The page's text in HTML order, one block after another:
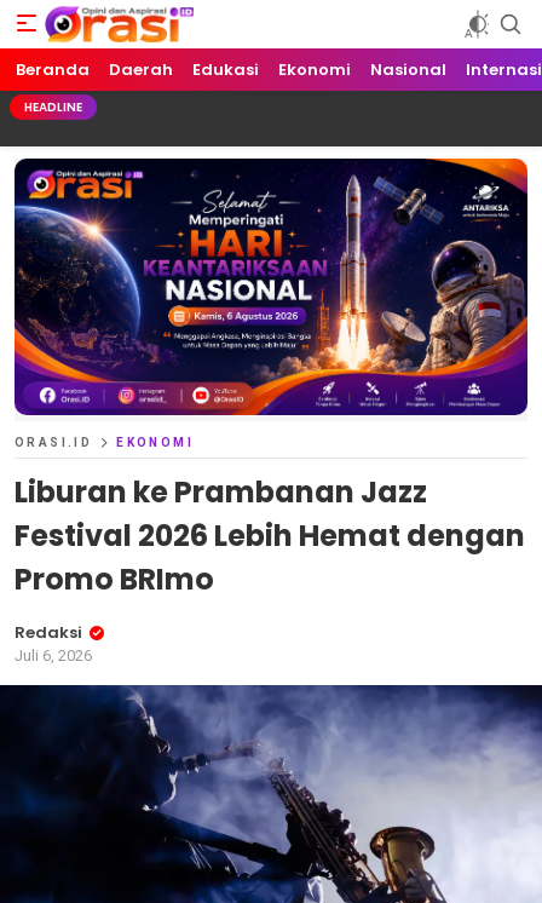
Orasi.ID
Opini dan Aspirasi!
Beranda Daerah Edukasi Ekonomi Nasional
HEADLINE
ORASI.ID EKONOMI
Liburan ke Prambanan Jazz
Festival 2026 Lebih Hemat dengan
Promo BRImo
Redaksi
Juli 6, 2026